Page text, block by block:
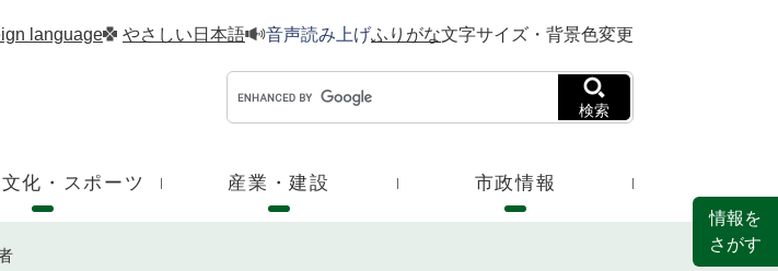
language やさしい日本語 音声読み上げふりがな文字サイズ・背景色変更
検索
化・スポーツ 産業・建設 市政情報
情報を
さがす